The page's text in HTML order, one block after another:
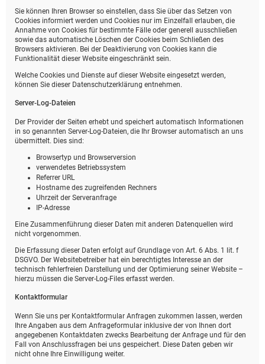
Sie können Ihren Browser so einstellen, dass Sie über das Setzen von
Cookies informiert werden und Cookies nur im Einzelfall erlauben, die
Annahme von Cookies für bestimmte Fälle oder generell ausschließen
sowie das automatische Löschen der Cookies beim Schließen des
Browsers aktivieren. Bei der Deaktivierung von Cookies kann die
Funktionalität dieser Website eingeschränkt sein.
Welche Cookies und Dienste auf dieser Website eingesetzt werden,
können Sie dieser Datenschutzerklärung entnehmen.
Server-Log-Dateien
Der Provider der Seiten erhebt und speichert automatisch Informationen
in so genannten Server-Log-Dateien, die Ihr Browser automatisch an uns
übermittelt. Dies sind:
Browsertyp und Browserversion
verwendetes Betriebssystem
Referrer URL
Hostname des zugreifenden Rechners
Uhrzeit der Serveranfrage
IP-Adresse
Eine Zusammenführung dieser Daten mit anderen Datenquellen wird
nicht vorgenommen.
Die Erfassung dieser Daten erfolgt auf Grundlage von Art. 6 Abs. 1 lit. f
DSGVO. Der Websitebetreiber hat ein berechtigtes Interesse an der
technisch fehlerfreien Darstellung und der Optimierung seiner Website –
hierzu müssen die Server-Log-Files erfasst werden.
Kontaktformular
Wenn Sie uns per Kontaktformular Anfragen zukommen lassen, werden
Ihre Angaben aus dem Anfrageformular inklusive der von Ihnen dort
angegebenen Kontaktdaten zwecks Bearbeitung der Anfrage und für den
Fall von Anschlussfragen bei uns gespeichert. Diese Daten geben wir
nicht ohne Ihre Einwilligung weiter.